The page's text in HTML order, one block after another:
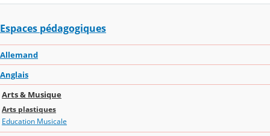
Espaces pédagogiques
Allemand
Anglais
Arts & Musique
Arts plastiques
Education Musicale